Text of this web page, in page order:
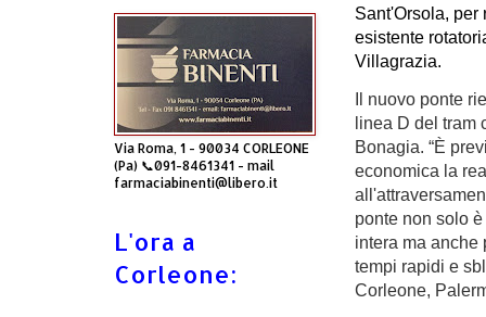
Sant'Orsola,
esistente
Villagrazia.
Il nuovo ponte
linea D del tram
Bonagia. “È
economica la
ponte non solo
intera ma anche
tempi rapidi e
Corleone,
Via Roma, 1 - 90034 CORLEONE
(Pa) 📞091-8461341 - mail
farmaciabinenti@libero.it
L'ora a
Corleone: